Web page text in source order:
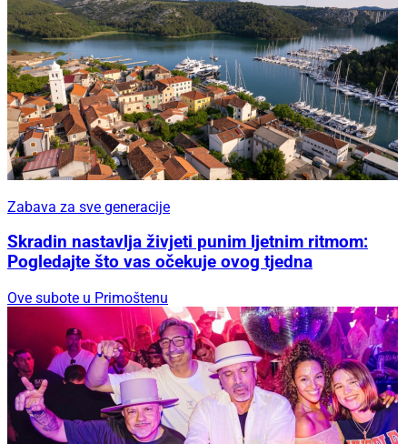
Zabava za sve generacije
Skradin nastavlja živjeti punim ljetnim ritmom:
Pogledajte što vas očekuje ovog tjedna
Ove subote u Primoštenu